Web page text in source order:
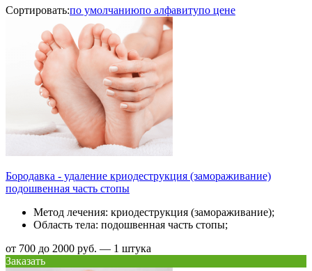
Сортировать:по умолчаниюпо алфавитупо цене
Бородавка - удаление криодеструкция (замораживание)
подошвенная часть стопы
Метод лечения: криодеструкция (замораживание);
Область тела: подошвенная часть стопы;
от 700 до 2000 руб. — 1 штука
Заказать